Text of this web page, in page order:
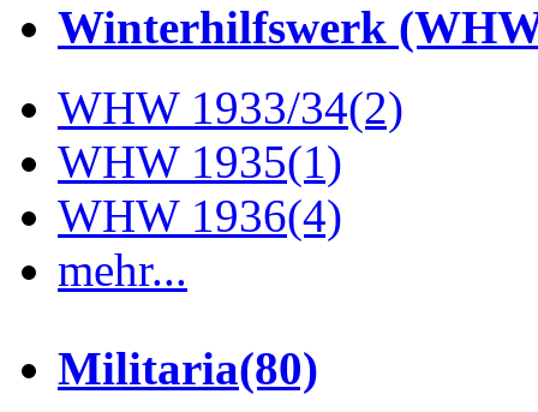
Winterhilfswerk
WHW 1933/34(2)
WHW 1935(1)
WHW 1936(4)
mehr...
Militaria(80)